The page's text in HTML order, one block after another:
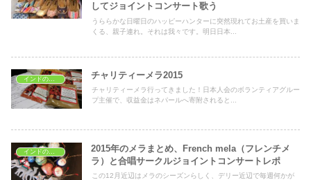
してジョイントコンサート歌う
うららかな日曜日のハッピーハンターに突然現れてお土産を買いま
くる、親子連れ。それは我々です。明日日本...
チャリティーメラ2015
チャリティーメラ行ってきました！日本人会のボランティアグルー
プ主催で、収益金はネパールへ寄附されると...
インドのイベント
2015年のメラまとめ、French mela（フレンチメ
ラ）と合唱サークルジョイントコンサートレポ
この12月近辺はメラのシーズンらしく、デリー近辺で毎週何かが